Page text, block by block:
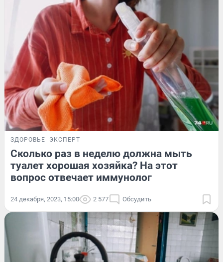
ЗДОРОВЬЕ ЭКСПЕРТ
Сколько раз в неделю должна мыть
туалет хорошая хозяйка? На этот
вопрос отвечает иммунолог
24 декабря, 2023, 15:00 2 577 Обсудить